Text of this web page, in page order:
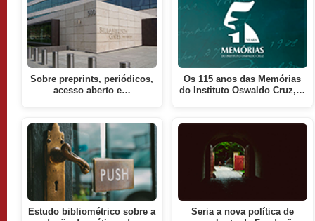
Sobre preprints, periódicos,
acesso aberto e…
Estudo bibliométrico sobre a
Os 115 anos das Memórias
do Instituto Oswaldo Cruz,…
Seria a nova política de